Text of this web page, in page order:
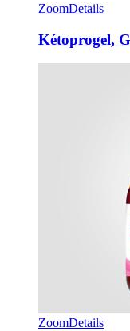
ZoomDetails
Kétoprogel,
ZoomDetails